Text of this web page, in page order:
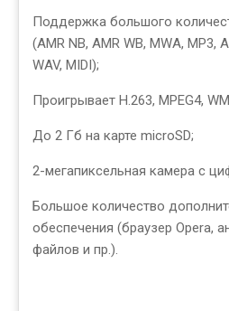
Поддержка большого
(AMR NB, AMR WB, MWA, MP3,
WAV, MIDI);
Проигрывает H.263, MPEG4,
До 2 Гб на карте microSD;
2-мегапиксельная камера с
Большое количество
обеспечения (браузер Opera,
файлов и пр.).